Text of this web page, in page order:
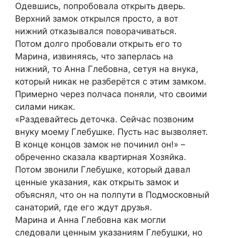
Одевшись, попробовала открыть дверь.
Верхний замок открылся просто, а вот
нижний отказывался поворачиваться.
Потом долго пробовали открыть его то
Марина, извиняясь, что заперлась на
нижний, то Анна Глебовна, сетуя на внука,
который никак не разберётся с этим замком.
Примерно через полчаса поняли, что своими
силами никак.
«Раздевайтесь деточка. Сейчас позвоним
внуку моему Глебушке. Пусть нас вызволяет.
В конце концов замок не починил он!» –
обреченно сказала квартирная Хозяйка.
Потом звонили Глебушке, который давал
ценные указания, как открыть замок и
объяснял, что он на полпути в Подмосковный
санаторий, где его ждут друзья.
Марина и Анна Глебовна как могли
следовали ценным указаниям Глебушки, но